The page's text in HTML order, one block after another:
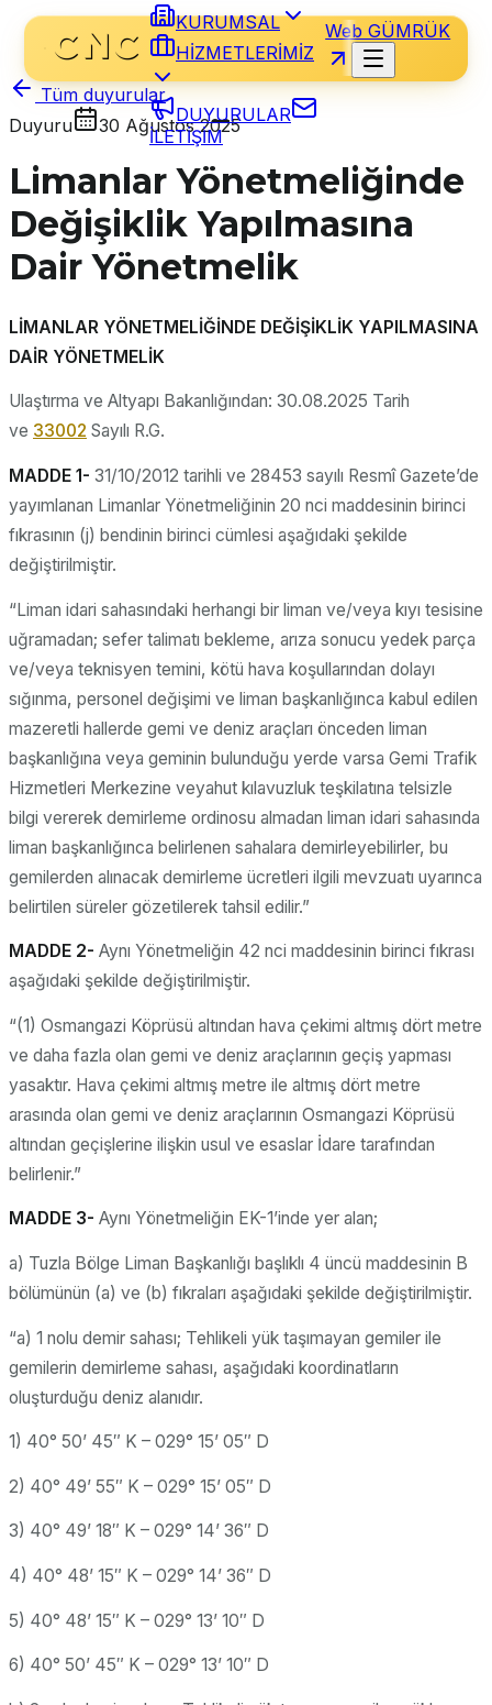
KURUMSAL
HİZMETLERİMİZ
DUYURULAR
İLETİŞİM
Web GÜMRÜK
Tüm duyurular
Duyuru
30 Ağustos 2025
Limanlar Yönetmeliğinde
Değişiklik Yapılmasına
Dair Yönetmelik
LİMANLAR YÖNETMELİĞİNDE DEĞİŞİKLİK YAPILMASINA
DAİR YÖNETMELİK
Ulaştırma ve Altyapı Bakanlığından: 30.08.2025 Tarih
ve 33002 Sayılı R.G.
MADDE 1- 31/10/2012 tarihli ve 28453 sayılı Resmî Gazete’de
yayımlanan Limanlar Yönetmeliğinin 20 nci maddesinin birinci
fıkrasının (j) bendinin birinci cümlesi aşağıdaki şekilde
değiştirilmiştir.
“Liman idari sahasındaki herhangi bir liman ve/veya kıyı tesisine
uğramadan; sefer talimatı bekleme, arıza sonucu yedek parça
ve/veya teknisyen temini, kötü hava koşullarından dolayı
sığınma, personel değişimi ve liman başkanlığınca kabul edilen
mazeretli hallerde gemi ve deniz araçları önceden liman
başkanlığına veya geminin bulunduğu yerde varsa Gemi Trafik
Hizmetleri Merkezine veyahut kılavuzluk teşkilatına telsizle
bilgi vererek demirleme ordinosu almadan liman idari sahasında
liman başkanlığınca belirlenen sahalara demirleyebilirler, bu
gemilerden alınacak demirleme ücretleri ilgili mevzuatı uyarınca
belirtilen süreler gözetilerek tahsil edilir.”
MADDE 2- Aynı Yönetmeliğin 42 nci maddesinin birinci fıkrası
aşağıdaki şekilde değiştirilmiştir.
“(1) Osmangazi Köprüsü altından hava çekimi altmış dört metre
ve daha fazla olan gemi ve deniz araçlarının geçiş yapması
yasaktır. Hava çekimi altmış metre ile altmış dört metre
arasında olan gemi ve deniz araçlarının Osmangazi Köprüsü
altından geçişlerine ilişkin usul ve esaslar İdare tarafından
belirlenir.”
MADDE 3- Aynı Yönetmeliğin EK-1’inde yer alan;
a) Tuzla Bölge Liman Başkanlığı başlıklı 4 üncü maddesinin B
bölümünün (a) ve (b) fıkraları aşağıdaki şekilde değiştirilmiştir.
“a) 1 nolu demir sahası; Tehlikeli yük taşımayan gemiler ile
gemilerin demirleme sahası, aşağıdaki koordinatların
oluşturduğu deniz alanıdır.
1) 40° 50’ 45″ K – 029° 15’ 05″ D
2) 40° 49’ 55″ K – 029° 15’ 05″ D
3) 40° 49’ 18″ K – 029° 14’ 36″ D
4) 40° 48’ 15″ K – 029° 14’ 36″ D
5) 40° 48’ 15″ K – 029° 13’ 10″ D
6) 40° 50’ 45″ K – 029° 13’ 10″ D